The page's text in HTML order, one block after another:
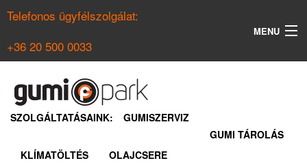
Telefonos ügyfélszolgálat:
+36 20 500 0033
MENU
NYÁRI GUMI KERESŐ
SZOLGÁLTATÁSAINK:
GUMISZERVIZ
GUMI TÁROLÁS
KLÍMATÖLTÉS
OLAJCSERE